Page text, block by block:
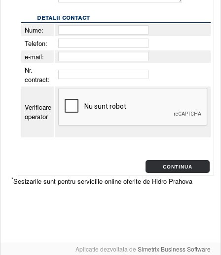
detalii contact
Nume:
Telefon:
e-mail:
Nr.
contract:
Verificare
operator
CONTINUA
*Sesizarile sunt pentru serviciile online oferite de Hidro Prahova
Aplicatie dezvoltata de Simetrix Business Software